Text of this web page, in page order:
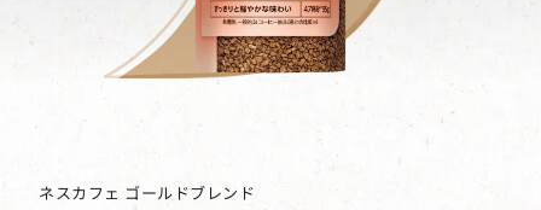
ネスカフェ ゴールドブレンド